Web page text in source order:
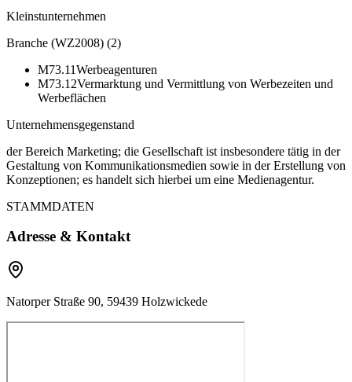
Kleinstunternehmen
Branche (WZ2008) (2)
M73.11Werbeagenturen
M73.12Vermarktung und Vermittlung von Werbezeiten und
Werbeflächen
Unternehmensgegenstand
der Bereich Marketing; die Gesellschaft ist insbesondere tätig in der
Gestaltung von Kommunikationsmedien sowie in der Erstellung von
Konzeptionen; es handelt sich hierbei um eine Medienagentur.
STAMMDATEN
Adresse & Kontakt
Natorper Straße 90, 59439 Holzwickede